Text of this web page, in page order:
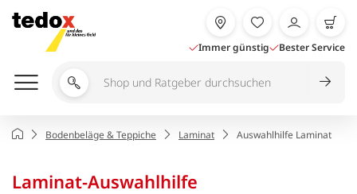
Inhalt
springen
Immer günstig Bester Service
Shop
durchsuchen
HomeBodenbeläge & Teppiche Laminat Auswahlhilfe Laminat
Laminat-Auswahlhilfe